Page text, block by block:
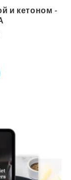
и кетоном -